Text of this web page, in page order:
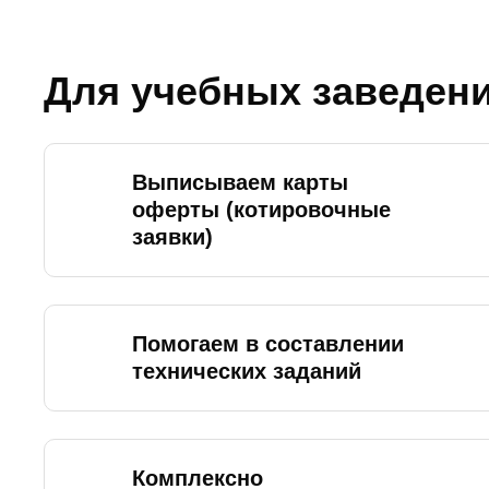
Для учебных
Выписываем карты
оферты (котировочные
заявки)
Помогаем в составлении
технических заданий
Комплексно